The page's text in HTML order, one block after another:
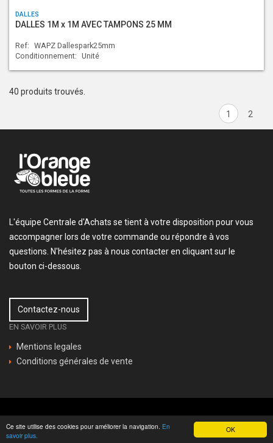
OK
Ce site utilise des cookies pour améliorer la navigation. En
savoir plus.
DALLES
DALLES 1M x 1M AVEC TAMPONS 25 MM
Ref: WAPZ Dallespark25mm
Conditionnement: Unité
40 produits trouvés.
1 2
L'équipe Centrale d'Achats se tient à votre disposition pour vous
accompagner lors de votre commande ou répondre à vos
questions. N'hésitez pas à nous contacter en cliquant sur le
bouton ci-dessous.
Contactez-nous
EN SAVOIR PLUS
Mentions legales
Conditions générales de vente
Mentions légales